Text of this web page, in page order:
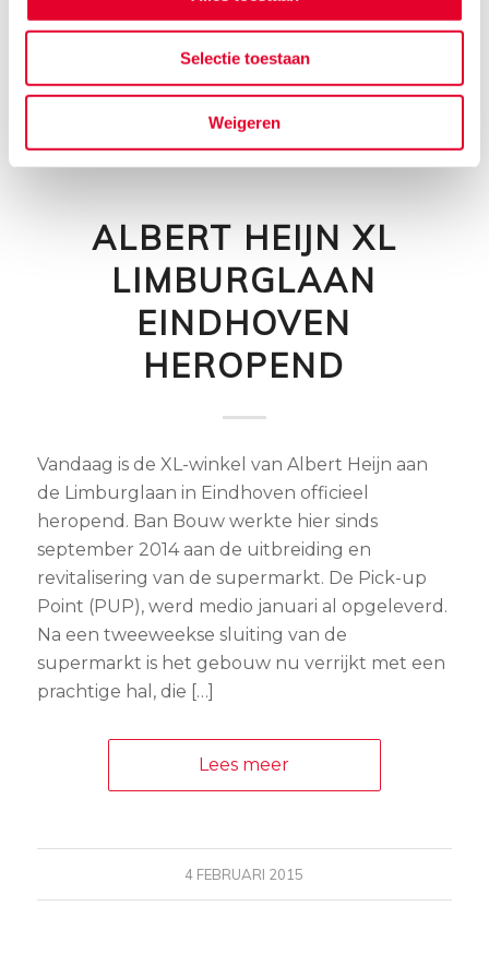
Selectie toestaan
Weigeren
Lees meer
ALBERT HEIJN XL
LIMBURGLAAN
EINDHOVEN
HEROPEND
Vandaag is de XL-winkel van Albert Heijn aan
de Limburglaan in Eindhoven officieel
heropend. Ban Bouw werkte hier sinds
september 2014 aan de uitbreiding en
revitalisering van de supermarkt. De Pick-up
Point (PUP), werd medio januari al opgeleverd.
Na een tweeweekse sluiting van de
supermarkt is het gebouw nu verrijkt met een
prachtige hal, die […]
Lees meer
4 FEBRUARI 2015